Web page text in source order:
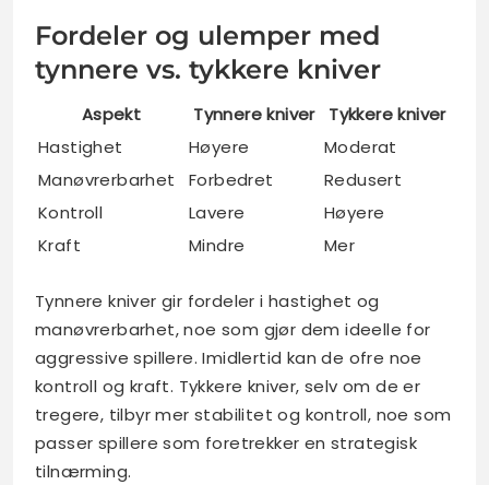
Fordeler og ulemper med
tynnere vs. tykkere kniver
Aspekt Tynnere kniver
Tykkere kniver
Hastighet
Høyere
Moderat
Manøvrerbarhet
Forbedret
Redusert
Kontroll
Lavere
Høyere
Kraft
Mindre Mer
Tynnere kniver gir fordeler i hastighet og
manøvrerbarhet, noe som gjør dem ideelle for
aggressive spillere. Imidlertid kan de ofre noe
kontroll og kraft. Tykkere kniver, selv om de er
tregere, tilbyr mer stabilitet og kontroll, noe som
passer spillere som foretrekker en strategisk
tilnærming.